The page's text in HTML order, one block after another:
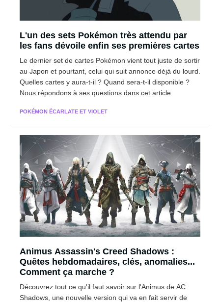
L'un des sets Pokémon très attendu par
les fans dévoile enfin ses premières cartes
Le dernier set de cartes Pokémon vient tout juste de sortir
au Japon et pourtant, celui qui suit annonce déjà du lourd.
Quelles cartes y aura-t-il ? Quand sera-t-il disponible ?
Nous répondons à ses questions dans cet article.
POKÉMON ÉCARLATE ET VIOLET
Animus Assassin's Creed Shadows :
Quêtes hebdomadaires, clés, anomalies...
Comment ça marche ?
Découvrez tout ce qu'il faut savoir sur l'Animus de AC
Shadows, une nouvelle version qui va en fait servir de